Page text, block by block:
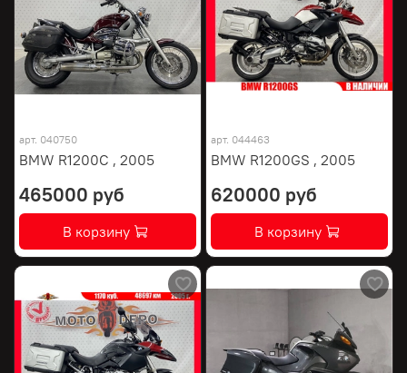
арт. 040750
BMW R1200C , 2005
465000 руб
В корзину
арт. 044463
BMW R1200GS , 2005
620000 руб
В корзину